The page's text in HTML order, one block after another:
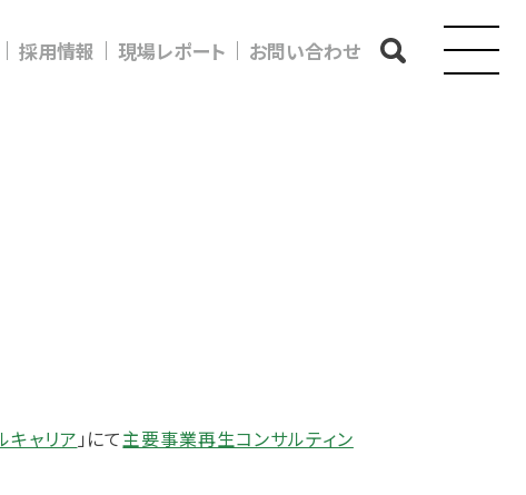
採用情報 現場レポート お問い合わせ
キャリア 」にて主要事業再生コンサルティン